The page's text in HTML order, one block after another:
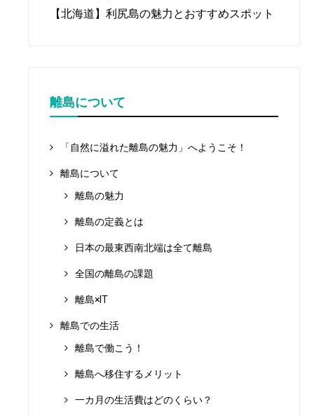
【北海道】利尻島の魅力とおすすめスポット
離島について
「自然に溢れた離島の魅力」へようこそ！
離島について
離島の魅力
離島の定義とは
日本の最東西南北端は全て離島
全国の離島の課題
離島×IT
離島での生活
離島で働こう！
離島へ移住するメリット
一カ月の生活費はどのくらい？